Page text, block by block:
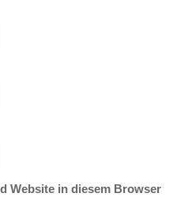
Website in diesem Browser